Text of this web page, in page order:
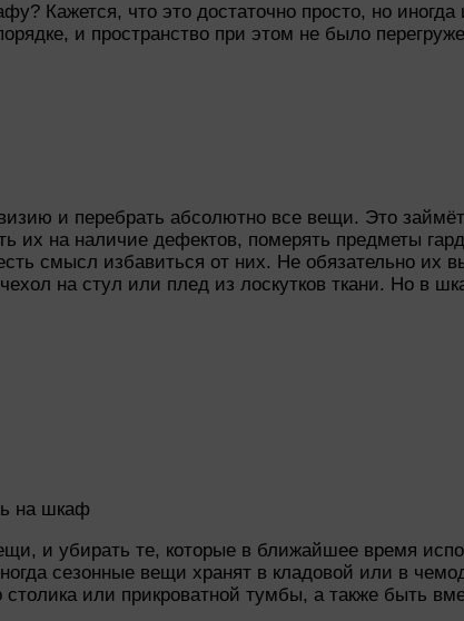
Кажется, что это достаточно просто, но
и пространство при этом не было
и перебрать абсолютно все вещи. Это займёт
их на наличие дефектов, померять предметы
смысл избавиться от них. Не обязательно их
на стул или плед из лоскутков ткани. Но в
на шкаф
и убирать те, которые в ближайшее время
сезонные вещи хранят в кладовой или в
или прикроватной тумбы, а также быть